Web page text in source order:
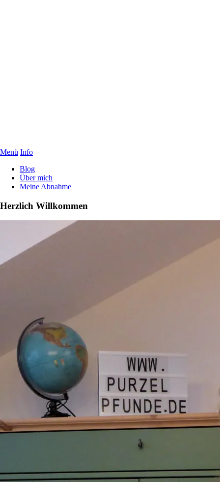
Menü Info
Blog
Über mich
Meine Abnahme
Herzlich Willkommen